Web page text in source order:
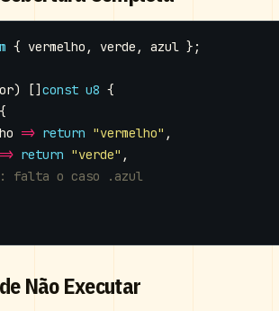
{ vermelho , verde , azul };
) [] const u8 {
{
=> return "vermelho" ,
=> return "verde" ,
Não Executar